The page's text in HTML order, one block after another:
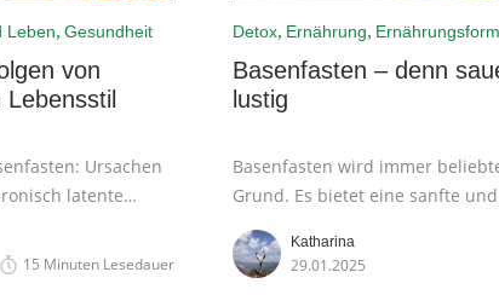
Leben, Gesundheit
von
Ursachen
latente
15 Minuten Lesedauer
Detox, Ernährung,
Basenfasten – denn
lustig
Basenfasten wird immer
Grund. Es bietet eine sanfte
Methode, den Körper zu
zu regenerieren und das
steigern. Lese mehr über diese
Katharina
29.01.2025